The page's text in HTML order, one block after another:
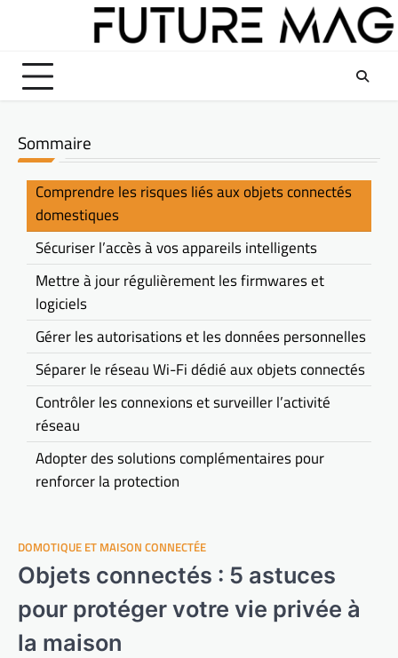
DOMOTIQUE ET MAISON CONNECTÉE
Objets connectés : 5 astuces
pour protéger votre vie privée à
la maison
Sommaire
Comprendre les risques liés aux objets connectés
domestiques
Sécuriser l’accès à vos appareils intelligents
Mettre à jour régulièrement les firmwares et
logiciels
Gérer les autorisations et les données personnelles
Séparer le réseau Wi-Fi dédié aux objets connectés
Contrôler les connexions et surveiller l’activité
réseau
Adopter des solutions complémentaires pour
renforcer la protection